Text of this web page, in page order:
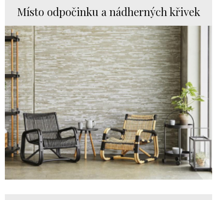
Místo odpočinku a nádherných křivek